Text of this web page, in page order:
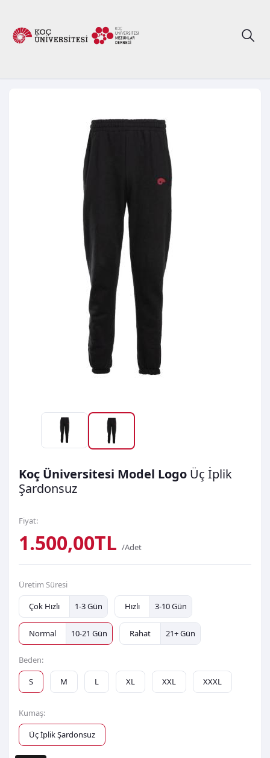
Koç Üniversitesi Model Logo Üç İplik
Şardonsuz
Fiyat:
1.500,00TL /Adet
Üretim Süresi
Çok Hızlı
1-3 Gün Hızlı 3-10 Gün
Normal 10-21 Gün Rahat 21+ Gün
Beden:
S
M L XL XXL XXXL
Kumaş:
Üç İplik Şardonsuz